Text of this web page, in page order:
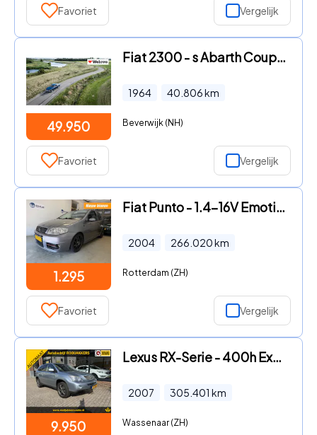
Favoriet Vergelijk
49.950
Fiat 2300 - s Abarth Coupe Met originele aankoop nota
1964 40.806km
Beverwijk (NH)
Favoriet Vergelijk
1.295
Fiat Punto - 1.4-16V Emotion SPORT ZEER GOED ONDERHOUDEN NAP APK 10-2026
2004 266.020km
Rotterdam (ZH)
Favoriet Vergelijk
9.950
Lexus RX-Serie - 400h Executive
2007 305.401 km
Wassenaar (ZH)